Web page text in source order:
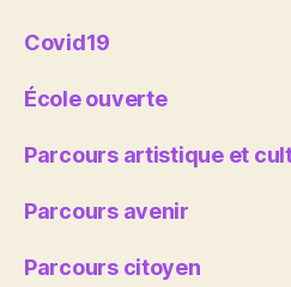
Covid19
École ouverte
Parcours artistique et
Parcours avenir
Parcours citoyen